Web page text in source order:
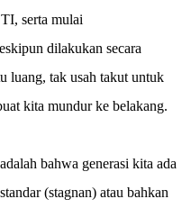
serta mulai
dilakukan secara
luang, tak usah takut untuk
kita mundur ke belakang.
bahwa generasi kita ada
(stagnan) atau bahkan